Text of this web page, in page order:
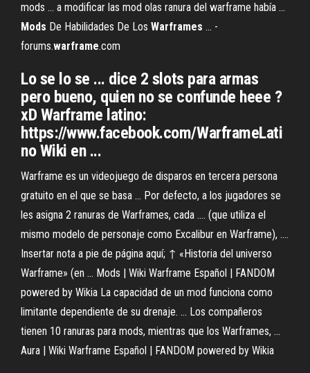
mods ... a modificar las mod olas ranura del warframe había ...
Mods De Habilidades De Los Warframes ... -
forums.warframe.com
Lo se lo se ... dice 2 slots para armas
pero bueno, quien no se confunde heee ?
xD Warframe latino:
https://www.facebook.com/WarframeLati
no Wiki en ...
Warframe es un videojuego de disparos en tercera persona
gratuito en el que se basa ... Por defecto, a los jugadores se
les asigna 2 ranuras de Warframes, cada .... (que utiliza el
mismo modelo de personaje como Excalibur en Warframe), ....
Insertar nota a pie de página aquí; ↑ «Historia del universo
Warframe» (en ... Mods | Wiki Warframe Español | FANDOM
powered by Wikia La capacidad de un mod funciona como
limitante dependiente de su drenaje. ... Los compañeros
tienen 10 ranuras para mods, mientras que los Warframes, ...
Aura | Wiki Warframe Español | FANDOM powered by Wikia